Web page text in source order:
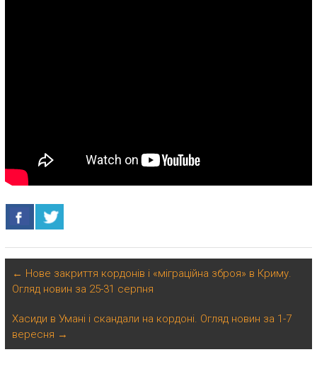
← Нове закриття кордонів і «міграційна зброя» в Криму.
Огляд новин за 25-31 серпня
Хасиди в Умані і скандали на кордоні. Огляд новин за 1-7
вересня →